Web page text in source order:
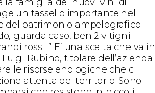
un tassello importante nel
del patrimonio ampelografico
guarda caso, ben 2 vitigni
rossi. ” E’ una scelta che va in
Rubino, titolare dell’azienda
le risorse enologiche che ci
attenta del territorio. Sono